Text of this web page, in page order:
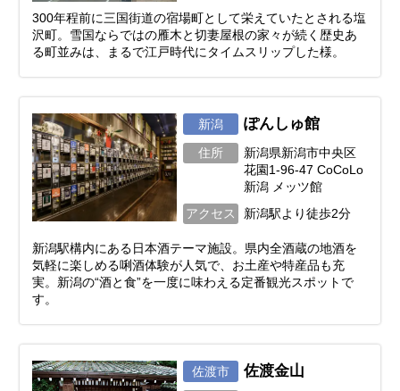
300年程前に三国街道の宿場町として栄えていたとされる塩
沢町。雪国ならではの雁木と切妻屋根の家々が続く歴史あ
る町並みは、まるで江戸時代にタイムスリップした様。
新潟 ぽんしゅ館
住所
新潟県新潟市中央区
花園1-96-47 CoCoLo
新潟 メッツ館
アクセス
新潟駅より徒歩2分
新潟駅構内にある日本酒テーマ施設。県内全酒蔵の地酒を
気軽に楽しめる唎酒体験が人気で、お土産や特産品も充
実。新潟の“酒と食”を一度に味わえる定番観光スポットで
す。
佐渡市 佐渡金山